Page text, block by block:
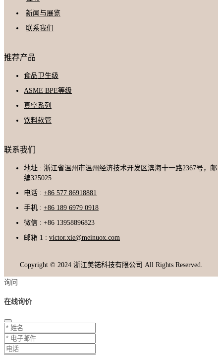
新闻与展览
联系我们
推荐产品
食品卫生级
ASME BPE等级
真空系列
饮料软管
联系我们
地址 : 浙江省温州市温州经济技术开发区滨海十一路2367号，邮
编325025
电话 : +86 577 86918881
手机 : +86 189 6979 0918
微信 : +86 13958896823
邮箱 1 : victor.xie@meinuox.com
Copyright © 2024 浙江美锘科技有限公司 All Rights Reserved.
询问
在线询价